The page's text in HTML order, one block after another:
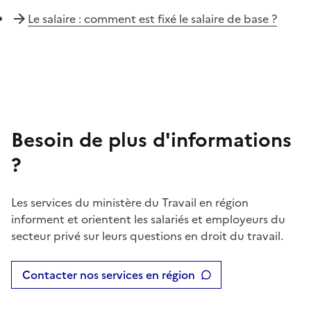
Le salaire : comment est fixé le salaire de base ?
Besoin de plus d'informations
?
Les services du ministère du Travail en région
informent et orientent les salariés et employeurs du
secteur privé sur leurs questions en droit du travail.
Contacter nos services en région